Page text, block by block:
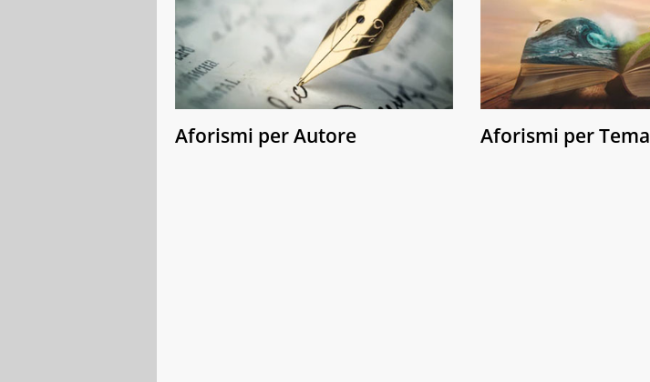
Aforismi per Autore Aforismi per Tema